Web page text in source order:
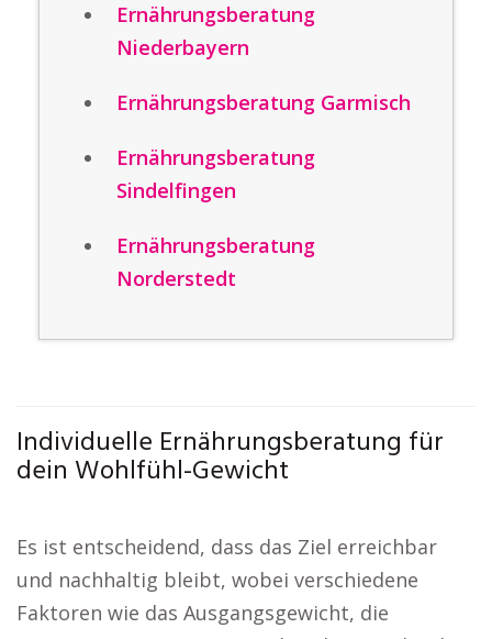
Ernährungsberatung
Niederbayern
Ernährungsberatung Garmisch
Ernährungsberatung
Sindelfingen
Ernährungsberatung
Norderstedt
Individuelle Ernährungsberatung für
dein Wohlfühl-Gewicht
Es ist entscheidend, dass das Ziel erreichbar
und nachhaltig bleibt, wobei verschiedene
Faktoren wie das Ausgangsgewicht, die